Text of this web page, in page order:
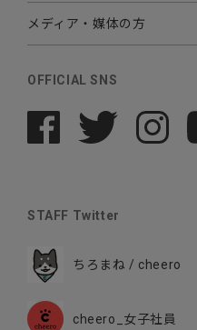
メディア・媒体の方
OFFICIAL SNS
STAFF Twitter
ちろまね / cheero
cheero_女子社員